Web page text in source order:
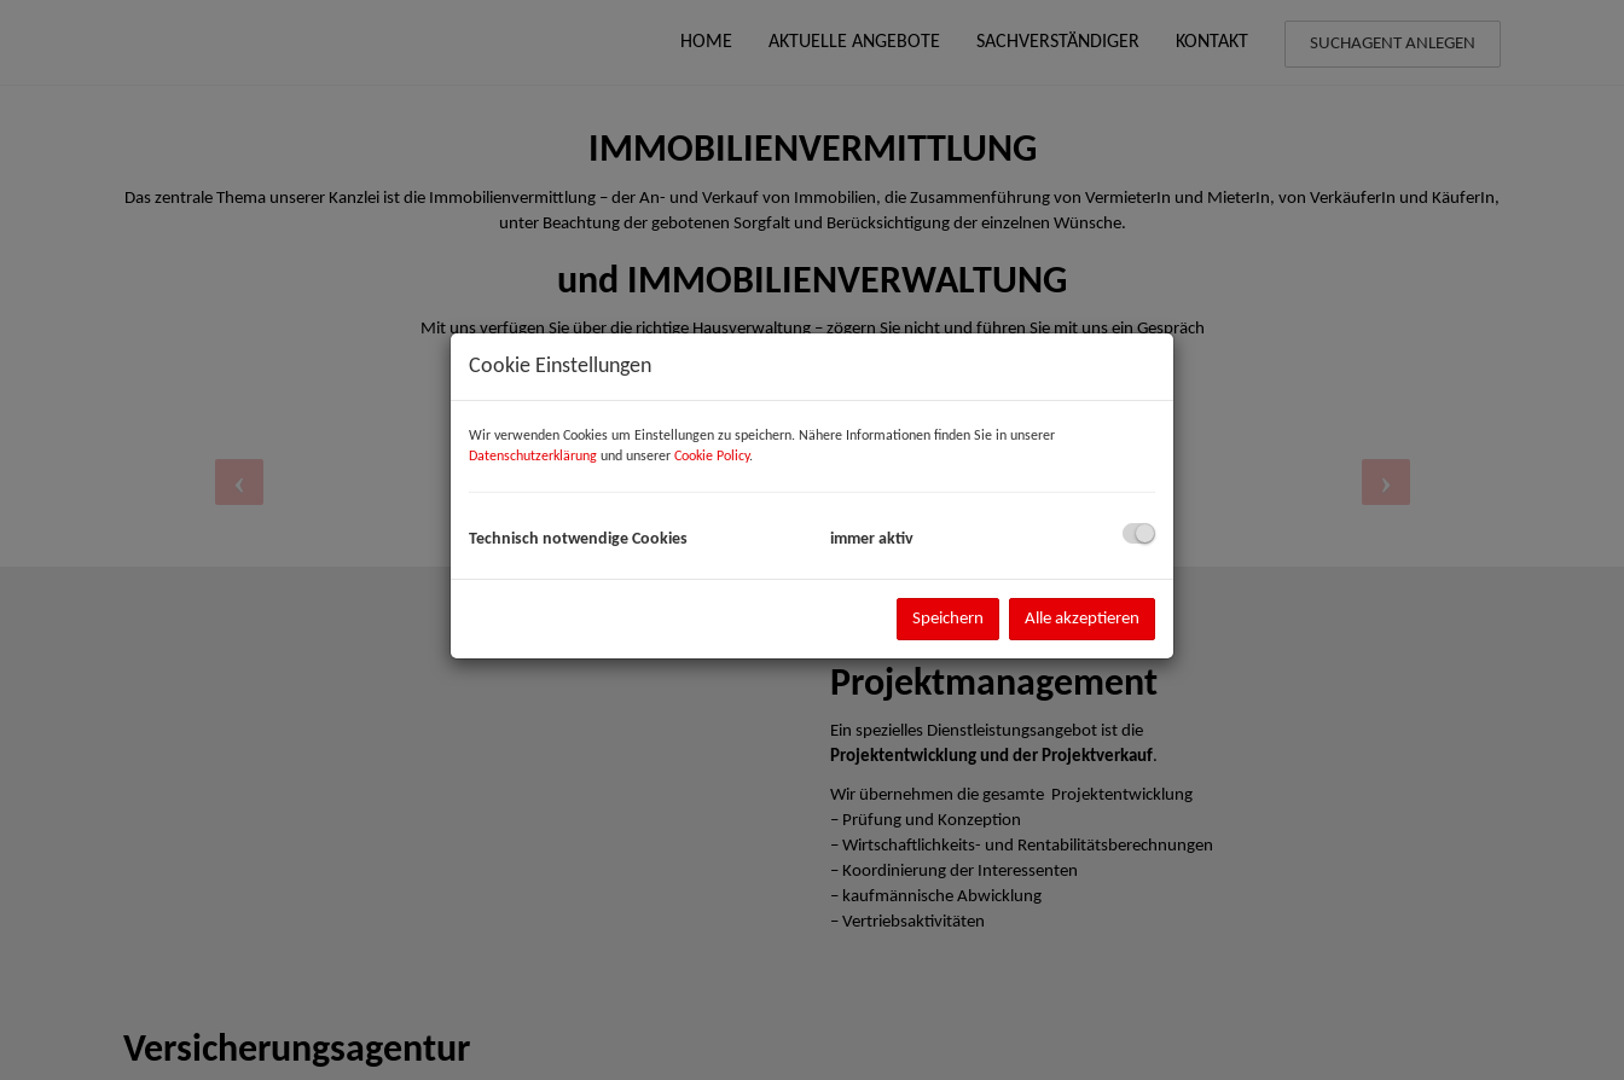
HOME AKTUELLE ANGEBOTE SACHVERSTÄNDIGER KONTAKT SUCHAGENT ANLEGEN
IMMOBILIENVERMITTLUNG
Das zentrale Thema unserer Kanzlei ist die Immobilienvermittlung – der An- und Verkauf von Immobilien, die Zusammenführung von VermieterIn und MieterIn, von VerkäuferIn und KäuferIn,
unter Beachtung der gebotenen Sorgfalt und Berücksichtigung der einzelnen Wünsche.
und IMMOBILIENVERWALTUNG
Mit uns verfügen Sie über die richtige Hausverwaltung – zögern Sie nicht und führen Sie mit uns ein Gespräch
Projektmanagement
Ein spezielles Dienstleistungsangebot ist die
Projektentwicklung und der Projektverkauf.
Wir übernehmen die gesamte Projektentwicklung
– Prüfung und Konzeption
– Wirtschaftlichkeits- und Rentabilitätsberechnungen
– Koordinierung der Interessenten
– kaufmännische Abwicklung
– Vertriebsaktivitäten
Versicherungsagentur
Cookie Einstellungen
Wir verwenden Cookies um Einstellungen zu speichern. Nähere Informationen finden Sie in unserer
Datenschutzerklärung und unserer Cookie Policy.
Technisch notwendige Cookies immer aktiv
Speichern Alle akzeptieren